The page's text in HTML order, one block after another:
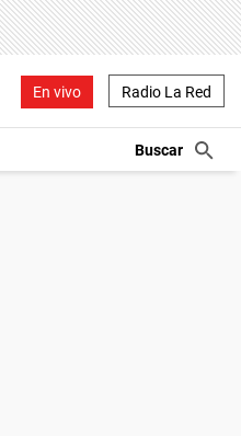
En vivo Radio La Red